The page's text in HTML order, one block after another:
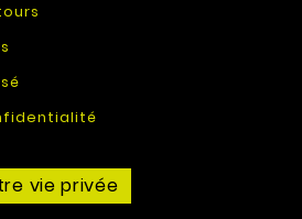
vie privée